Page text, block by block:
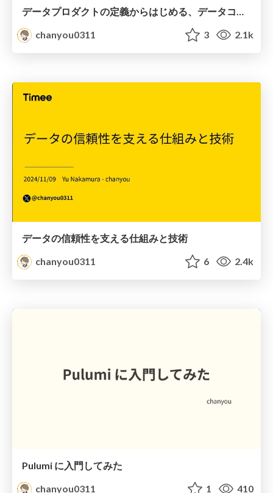
データプロダクトの定義からはじめる、データコントラクト駆動なデータ基盤
chanyou0311
3 2.1k
データの信頼性を支える仕組みと技術
chanyou0311
6 2.4k
Pulumi に入門してみた
chanyou0311
1 410